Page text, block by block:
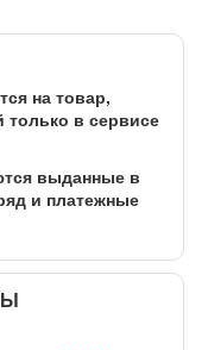
на товар,
только в сервисе
выданные в
и платежные